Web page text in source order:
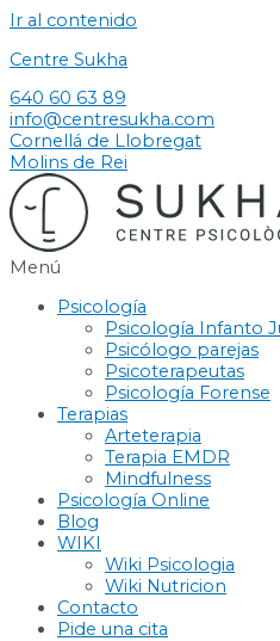
Ir al contenido
Centre Sukha
640 60 63 89
info@centresukha.com
Cornellá de Llobregat
Molins de Rei
Menú
Psicología
Psicología Infanto
Psicólogo parejas
Psicoterapeutas
Psicología Forense
Terapias
Arteterapia
Terapia EMDR
Mindfulness
Psicología Online
Blog
WIKI
Wiki Psicologia
Wiki Nutricion
Contacto
Pide una cita